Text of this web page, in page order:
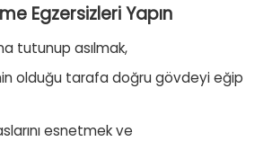
Egzersizleri Yapın
tutunup asılmak,
olduğu tarafa doğru gövdeyi eğip
esnetmek ve